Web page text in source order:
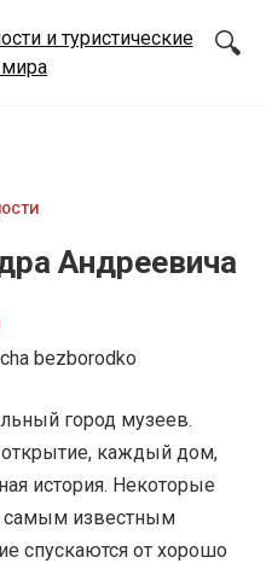
Андреевича
город музеев.
каждый дом,
история. Некоторые
самым известным
спускаются от хорошо